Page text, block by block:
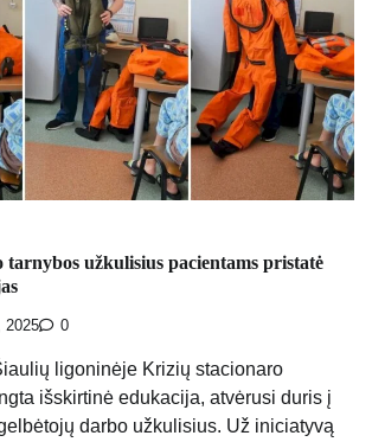
tarnybos užkulisius pacientams pristatė
2025 0
ligoninėje Krizių stacionaro
išskirtinė edukacija, atvėrusi duris į
darbo užkulisius. Už iniciatyvą